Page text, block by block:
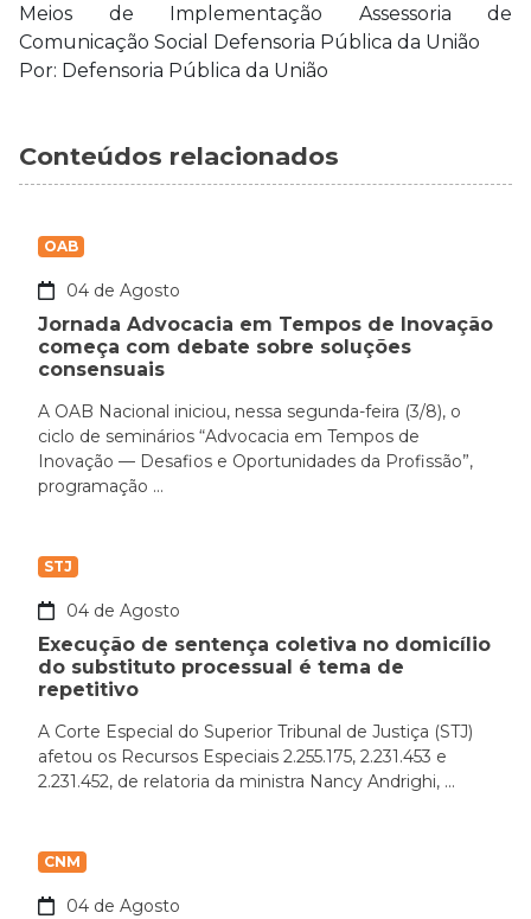
Meios de Implementação Assessoria de
Comunicação Social Defensoria Pública da União
Por: Defensoria Pública da União
Conteúdos relacionados
OAB
04 de Agosto
Jornada Advocacia em Tempos de Inovação
começa com debate sobre soluções
consensuais
A OAB Nacional iniciou, nessa segunda-feira (3/8), o
ciclo de seminários “Advocacia em Tempos de
Inovação — Desafios e Oportunidades da Profissão”,
programação ...
STJ
04 de Agosto
Execução de sentença coletiva no domicílio
do substituto processual é tema de
repetitivo
A Corte Especial do Superior Tribunal de Justiça (STJ)
afetou os Recursos Especiais 2.255.175, 2.231.453 e
2.231.452, de relatoria da ministra Nancy Andrighi, ...
CNM
04 de Agosto